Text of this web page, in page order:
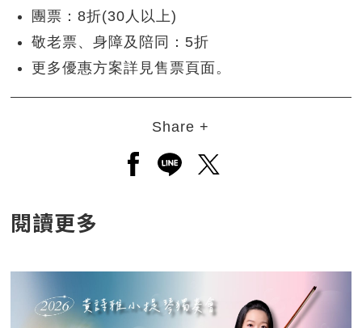
團票：8折(30人以上)
敬老票、身障及陪同：5折
更多優惠方案詳見售票頁面。
Share +
另開新視窗分享至facebook
另開新視窗分享至line
另開新視窗分享至
閱讀更多